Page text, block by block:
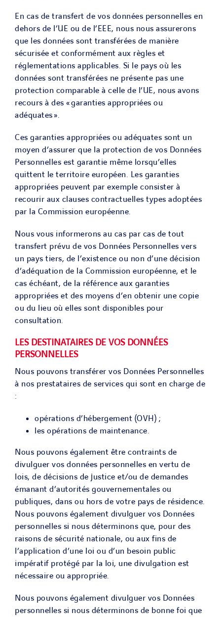
En cas de transfert de vos données personnelles en
dehors de l’UE ou de l’EEE, nous nous assurerons
que les données sont transférées de manière
sécurisée et conformément aux règles et
réglementations applicables. Si le pays où les
données sont transférées ne présente pas une
protection comparable à celle de l’UE, nous avons
recours à des « garanties appropriées ou
adéquates ».
Ces garanties appropriées ou adéquates sont un
moyen d’assurer que la protection de vos Données
Personnelles est garantie même lorsqu’elles
quittent le territoire européen. Les garanties
appropriées peuvent par exemple consister à
recourir aux clauses contractuelles types adoptées
par la Commission européenne.
Nous vous informerons au cas par cas de tout
transfert prévu de vos Données Personnelles vers
un pays tiers, de l’existence ou non d’une décision
d’adéquation de la Commission européenne, et le
cas échéant, de la référence aux garanties
appropriées et des moyens d’en obtenir une copie
ou du lieu où elles sont disponibles pour
consultation.
LES DESTINATAIRES DE VOS DONNÉES
PERSONNELLES
Nous pouvons transférer vos Données Personnelles
à nos prestataires de services qui sont en charge de
:
opérations d’hébergement (OVH) ;
les opérations de maintenance.
Nous pouvons également être contraints de
divulguer vos données personnelles en vertu de
lois, de décisions de justice et/ou de demandes
émanant d’autorités gouvernementales ou
publiques, dans ou hors de votre pays de résidence.
Nous pouvons également divulguer vos Données
personnelles si nous déterminons que, pour des
raisons de sécurité nationale, ou aux fins de
l’application d’une loi ou d’un besoin public
impératif protégé par la loi, une divulgation est
nécessaire ou appropriée.
Nous pouvons également divulguer vos Données
personnelles si nous déterminons de bonne foi que